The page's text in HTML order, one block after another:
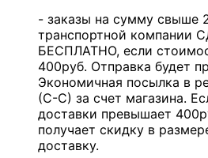
- заказы на сумму свыше
транспортной компании
БЕСПЛАТНО, если
400руб. Отправка будет
Экономичная посылка в
(С-С) за счет магазина.
доставки превышает
получает скидку в
доставку.